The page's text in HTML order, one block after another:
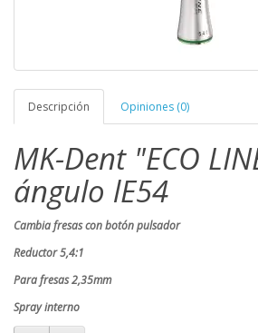
Descripción Opiniones (0)
MK-Dent "ECO
ángulo lE54
Cambia fresas con botón pulsador
Reductor 5,4:1
Para fresas 2,35mm
Spray interno